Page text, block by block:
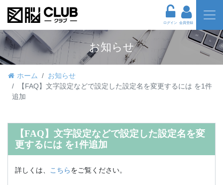
ログイン 会員登録
お知らせ
ホーム
お知らせ
【FAQ】文字設定などで設定した設定名を変更するには を1件
追加
【FAQ】文字設定などで設定した設定名を変
更するには を1件追加
詳しくは、 こちらをご覧ください。